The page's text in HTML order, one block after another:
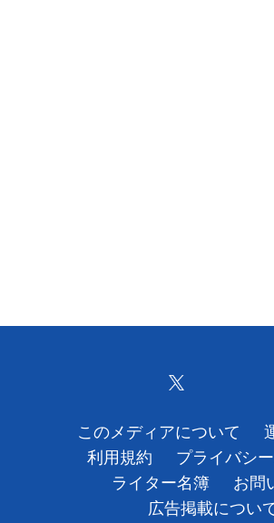
このメディアについて
利用規約
プライバシ
ライター名簿
お問
広告掲載につい